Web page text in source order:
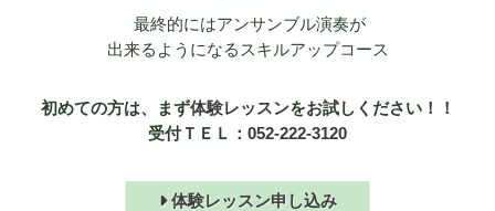
最終的にはアンサンブル演奏が
出来るようになるスキルアップコース
初めての方は、まず体験レッスンをお試しください！！
受付ＴＥＬ： 052-222-3120
体験レッスン申し込み